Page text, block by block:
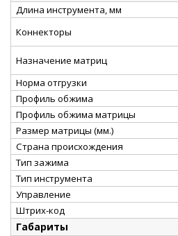
Длина инструмента, мм
Коннекторы
Назначение матриц
Норма отгрузки
Профиль обжима
Профиль обжима матрицы
Размер матрицы (мм.)
Страна происхождения
Тип зажима
Тип инструмента
Управление
Штрих-код
Габариты